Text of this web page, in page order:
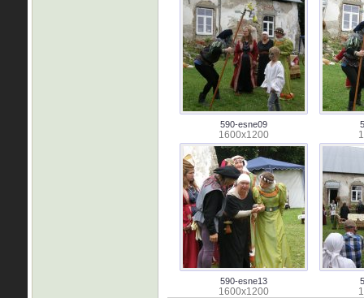
590-esne09
1600x1200
590-esne13
1600x1200